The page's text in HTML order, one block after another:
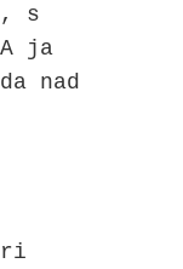
s
ja
nad